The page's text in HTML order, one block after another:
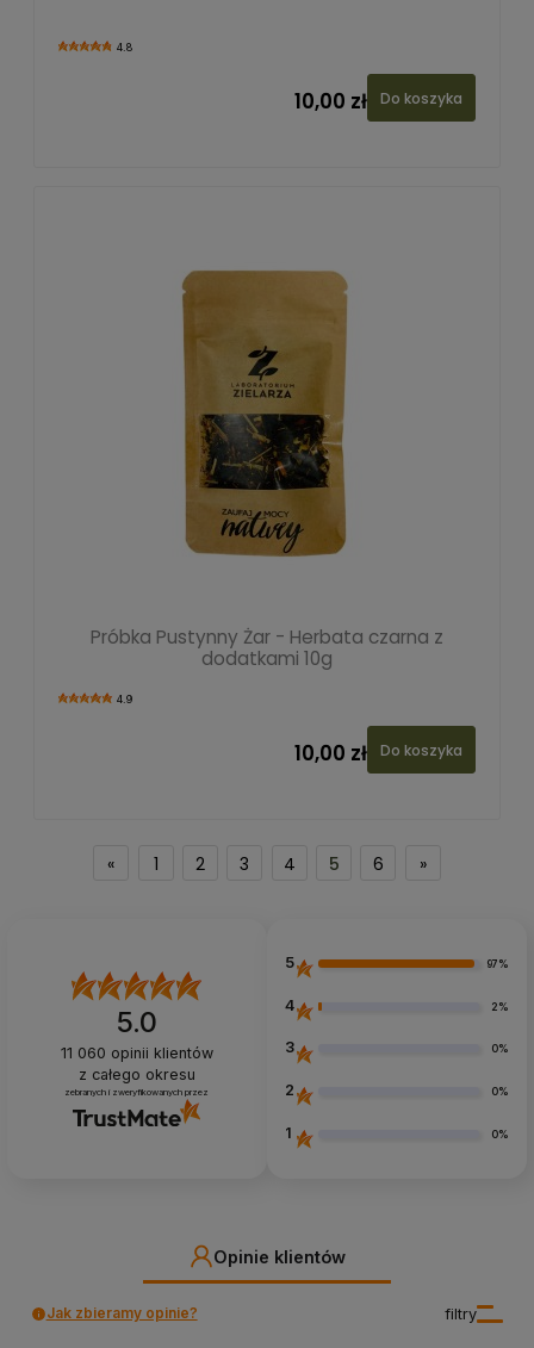
4.8
10,00 zł Do koszyka
Próbka Pustynny Żar - Herbata czarna z
dodatkami 10g
4.9
10,00 zł Do koszyka
« 1 2 3 4 5 6 »
5.0
11 060 opinii klientów
z całego okresu
zebranych i zweryfikowanych przez
5 97%
4 2%
3 0%
2 0%
1 0%
Opinie klientów
filtry
Jak zbieramy opinie?